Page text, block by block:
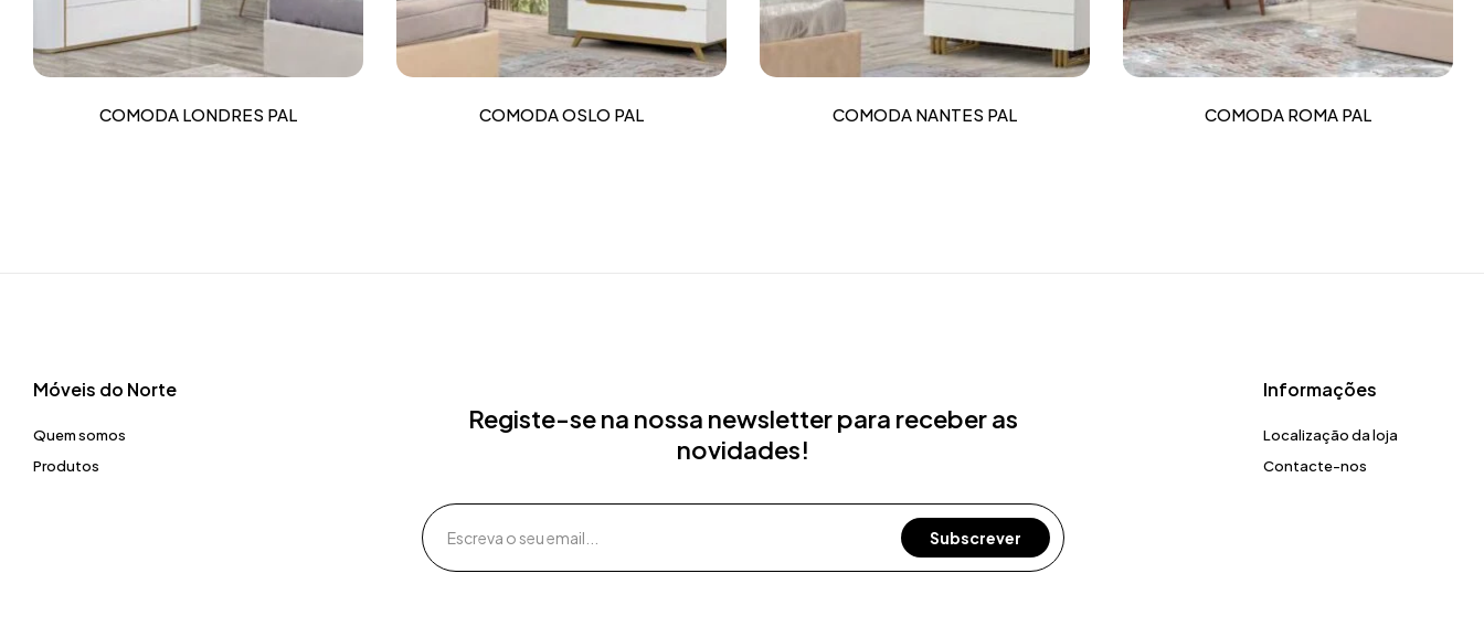
COMODA LONDRES PAL COMODA OSLO PAL COMODA NANTES PAL COMODA ROMA PAL
Móveis do Norte​
Quem somos
Produtos
Registe-se na nossa newsletter para receber as
novidades!
Informações
Localização da loja
Contacte-nos